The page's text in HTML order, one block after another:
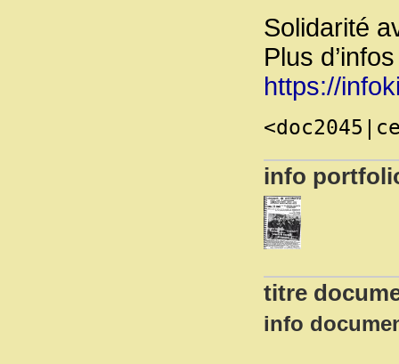
Solidarité
Plus
https://
info
titre
info